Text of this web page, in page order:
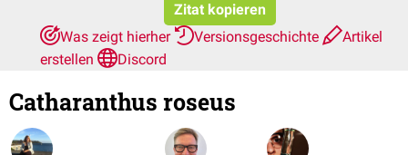
Zitat kopieren
Was zeigt hierher
Versionsgeschichte
Artikel
erstellen
Discord
Catharanthus roseus